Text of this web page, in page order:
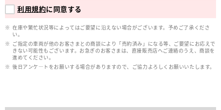
利用規約に同意する
在庫や繁忙状況等によってはご要望に沿えない場合がございます。予めご了承くださ
い。
ご指定の車両が他のお客さまとの商談により「売約済み」になる等、ご要望にお応えで
きない可能性もございます。お急ぎのお客さまは、直接販売店へご連絡のうえ、商談を
進めてください。
後日アンケ―トをお願いする場合がありますので、ご協力よろしくお願いいたします。